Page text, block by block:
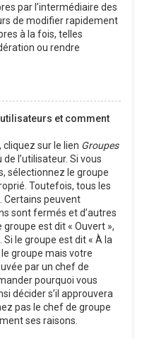
par l’intermédiaire des
de modifier rapidement
à la fois, telles
ou rendre
et comment
cliquez sur le lien Groupes
l’utilisateur. Si vous
sélectionnez le groupe
Toutefois, tous les
Certains peuvent
sont fermés et d’autres
est dit « Ouvert »,
le groupe est dit « À la
groupe mais votre
par un chef de
pourquoi vous
décider s’il approuvera
pas le chef de groupe
ses raisons.